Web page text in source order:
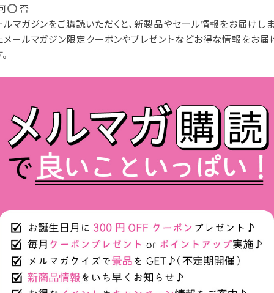
須)
否
ルマガジンをご購読いただくと、新製品やセール情報をお届けしま
メールマガジン限定クーポンやプレゼントなどお得な情報をお届